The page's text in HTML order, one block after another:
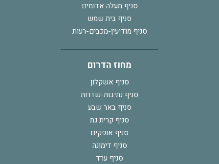
סניף מעלה אדומים
סניף בית שמש
סניף מודיעין-מכבים-רעות
מחוז הדרום
סניף אשקלון
סניף נתיבות-שדרות
סניף באר שבע
סניף קרית גת
סניף אופקים
סניף דימונה
סניף ערד